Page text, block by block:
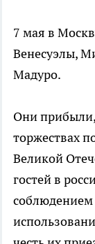
7 мая в
Венесуэлы,
Мадуро.
Они прибыли,
торжествах
Великой
гостей в
соблюдением